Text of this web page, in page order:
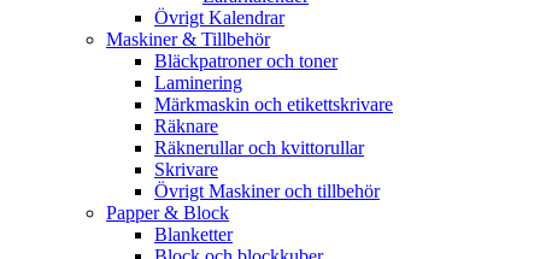
Övrigt Kalendrar
Maskiner & Tillbehör
Bläckpatroner och toner
Laminering
Märkmaskin och etikettskrivare
Räknare
Räknerullar och kvittorullar
Skrivare
Övrigt Maskiner och tillbehör
Papper & Block
Blanketter